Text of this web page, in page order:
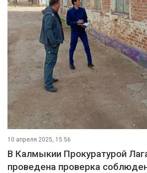
10 апреля 2025, 15:56
В Калмыкии Прокуратурой
проведена проверка